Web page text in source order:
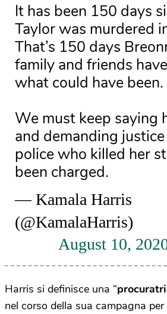
It has been 150 days
Taylor was murdered
That’s 150 days
family and friends
what could have been.
We must keep saying
and demanding
police who killed her
been charged.
— Kamala Harris
(@KamalaHarris)
August 10,
Harris si definisce una “
nel corso della sua campagna